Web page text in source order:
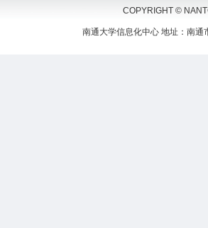
COPYRIGHT ©
南通大学信息化中心 地址：南